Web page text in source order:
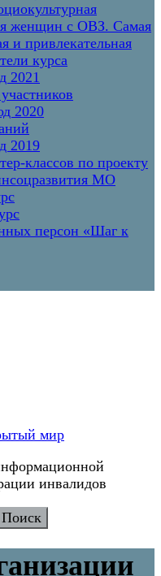
женщин с ОВЗ. Самая
и привлекательная
курса
2021
2020
2019
классов по проекту
МО
персон «Шаг к
мир
инвалидов